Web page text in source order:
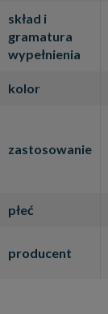
skład i
gramatura
wypełnienia
kolor
zastosowanie
płeć
producent